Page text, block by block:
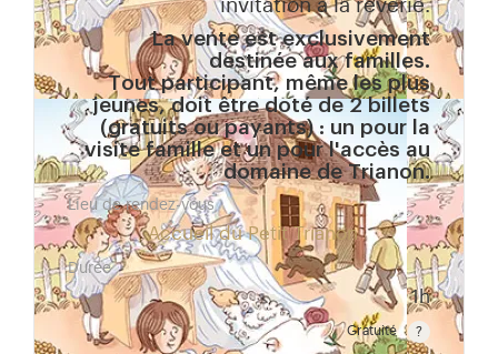
invitation à la rêverie.
La vente est exclusivement
destinée aux familles.
Tout participant, même les plus
jeunes, doit être doté de 2 billets
(gratuits ou payants) : un pour la
visite famille et un pour l'accès au
domaine de Trianon.
Lieu de rendez-vous
Accueil du Petit Trianon
Durée
1h
Gratuité